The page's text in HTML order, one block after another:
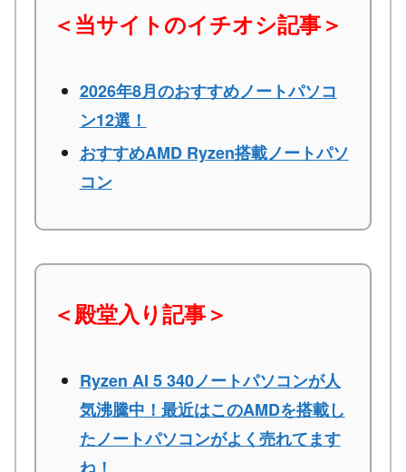
＜当サイトのイチオシ記事＞
2026年8月のおすすめノートパソコ
ン12選！
おすすめAMD Ryzen搭載ノートパソ
コン
＜殿堂入り記事＞
Ryzen AI 5 340ノートパソコンが人
気沸騰中！最近はこのAMDを搭載し
たノートパソコンがよく売れてます